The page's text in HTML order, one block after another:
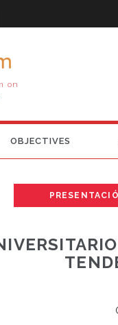
on
OBJECTIVES